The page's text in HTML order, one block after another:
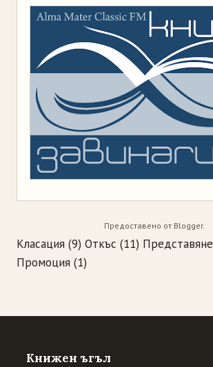
Предоставено от Blogger.
Класация (9) Откъс (11) Представяне
Промоция (1)
Книжен ъгъл